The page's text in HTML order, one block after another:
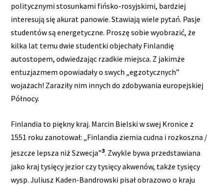
politycznymi stosunkami fińsko-rosyjskimi, bardziej
interesują się akurat panowie. Stawiają wiele pytań. Pasje
studentów są energetyczne. Proszę sobie wyobrazić, że
kilka lat temu dwie studentki objechały Finlandię
autostopem, odwiedzając rzadkie miejsca. Z jakimże
entuzjazmem opowiadały o swych „egzotycznych”
wojażach! Zaraziły nim innych do zdobywania europejskiej
Północy.
Finlandia to piękny kraj. Marcin Bielski w swej Kronice z
1551 roku zanotował: „Finlandia ziemia cudna i rozkoszna /
jeszcze lepsza niż Szwecja”3. Zwykle bywa przedstawiana
jako kraj tysięcy jezior czy tysięcy akwenów, także tysięcy
wysp. Juliusz Kaden-Bandrowski pisał obrazowo o kraju